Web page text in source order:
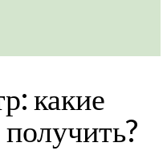
какие